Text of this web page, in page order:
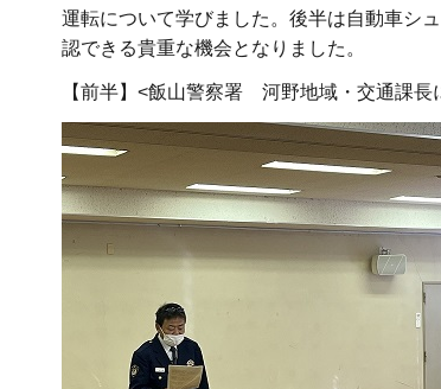
運転について学びました。後半は自動車シ
認できる貴重な機会となりました。
【前半】<飯山警察署 河野地域・交通課長